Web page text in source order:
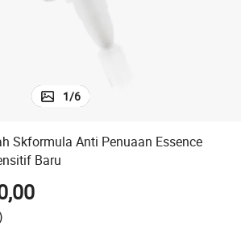
1/6
Skformula Anti Penuaan Essence
Baru